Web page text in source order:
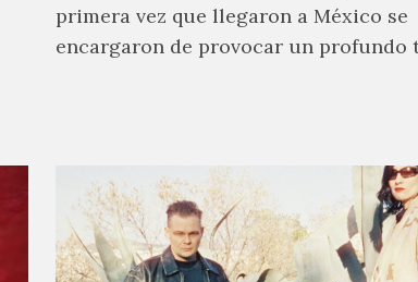
primera vez que llegaron a México se
encargaron de provocar un profundo